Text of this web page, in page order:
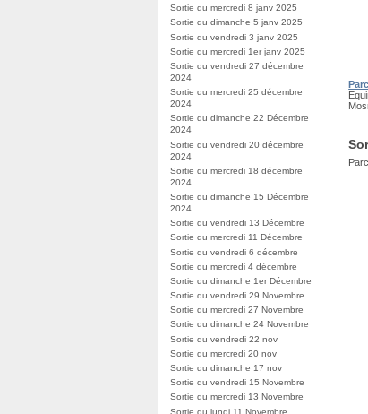
Sortie du mercredi 8 janv 2025
Sortie du dimanche 5 janv 2025
Sortie du vendredi 3 janv 2025
Sortie du mercredi 1er janv 2025
Sortie du vendredi 27 décembre
2024
Sortie du mercredi 25 décembre
2024
Sortie du dimanche 22 Décembre
2024
Sortie du vendredi 20 décembre
2024
Sortie du mercredi 18 décembre
2024
Sortie du dimanche 15 Décembre
2024
Sortie du vendredi 13 Décembre
Sortie du mercredi 11 Décembre
Sortie du vendredi 6 décembre
Sortie du mercredi 4 décembre
Sortie du dimanche 1er Décembre
Sortie du vendredi 29 Novembre
Sortie du mercredi 27 Novembre
Sortie du dimanche 24 Novembre
Sortie du vendredi 22 nov
Sortie du mercredi 20 nov
Sortie du dimanche 17 nov
Sortie du vendredi 15 Novembre
Sortie du mercredi 13 Novembre
Sortie du lundi 11 Novembre